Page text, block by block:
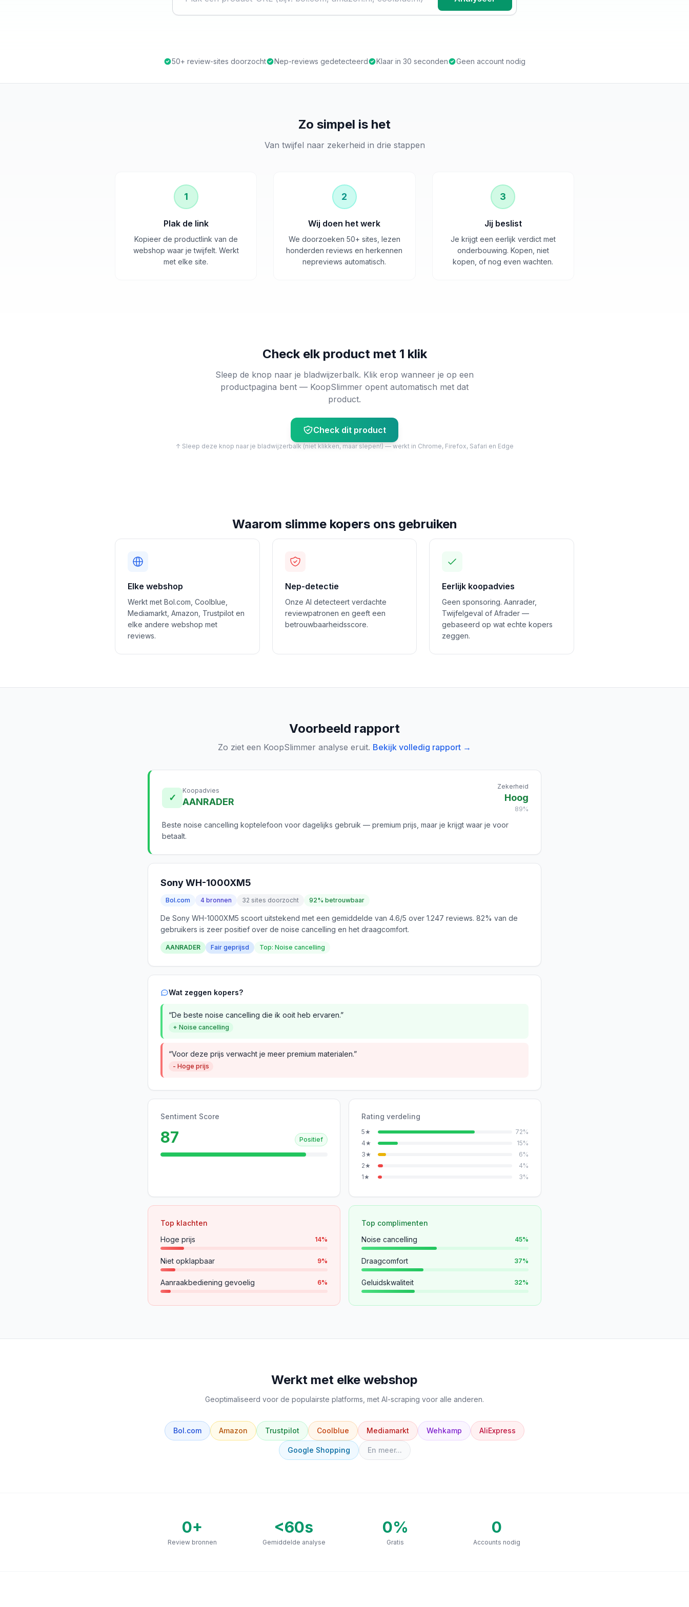
50+ review-sites doorzocht Nep-reviews gedetecteerd Klaar in 30 seconden Geen account nodig
Zo simpel is het
Van twijfel naar zekerheid in drie stappen
1
Plak de link
Kopieer de productlink van de
webshop waar je twijfelt. Werkt
met elke site.
2
Wij doen het werk
We doorzoeken 50+ sites, lezen
honderden reviews en herkennen
nepreviews automatisch.
3
Jij beslist
Je krijgt een eerlijk verdict met
onderbouwing. Kopen, niet
kopen, of nog even wachten.
Check elk product met 1 klik
Sleep de knop naar je bladwijzerbalk. Klik erop wanneer je op een
productpagina bent — KoopSlimmer opent automatisch met dat
product.
Check dit product
↑ Sleep deze knop naar je bladwijzerbalk (niet klikken, maar slepen!) — werkt in Chrome, Firefox, Safari en Edge
Waarom slimme kopers ons gebruiken
Elke webshop
Werkt met Bol.com, Coolblue,
Mediamarkt, Amazon, Trustpilot en
elke andere webshop met
reviews.
Nep-detectie
Onze AI detecteert verdachte
reviewpatronen en geeft een
betrouwbaarheidsscore.
Eerlijk koopadvies
Geen sponsoring. Aanrader,
Twijfelgeval of Afrader —
gebaseerd op wat echte kopers
zeggen.
Voorbeeld rapport
Zo ziet een KoopSlimmer analyse eruit. Bekijk volledig rapport →
✓
Koopadvies
AANRADER
Zekerheid
Hoog
89%
Beste noise cancelling koptelefoon voor dagelijks gebruik — premium prijs, maar je krijgt waar je voor
betaalt.
Sony WH-1000XM5
Bol.com 4 bronnen 32 sites doorzocht 92% betrouwbaar
De Sony WH-1000XM5 scoort uitstekend met een gemiddelde van 4.6/5 over 1.247 reviews. 82% van de
gebruikers is zeer positief over de noise cancelling en het draagcomfort.
AANRADER Fair geprijsd Top: Noise cancelling
Wat zeggen kopers?
“De beste noise cancelling die ik ooit heb ervaren.”
+ Noise cancelling
“Voor deze prijs verwacht je meer premium materialen.”
- Hoge prijs
Sentiment Score
87 Positief
Rating verdeling
5★ 72%
4★ 15%
3★ 6%
2★ 4%
1★ 3%
Top klachten
Hoge prijs
14%
Niet opklapbaar 9%
Aanraakbediening gevoelig 6%
Top complimenten
Noise cancelling
45%
Draagcomfort 37%
Geluidskwaliteit 32%
Werkt met elke webshop
Geoptimaliseerd voor de populairste platforms, met AI-scraping voor alle anderen.
Bol.com Amazon Trustpilot Coolblue Mediamarkt Wehkamp AliExpress
Google Shopping En meer...
0+
Review bronnen
<60s
Gemiddelde analyse
0%
Gratis
0
Accounts nodig